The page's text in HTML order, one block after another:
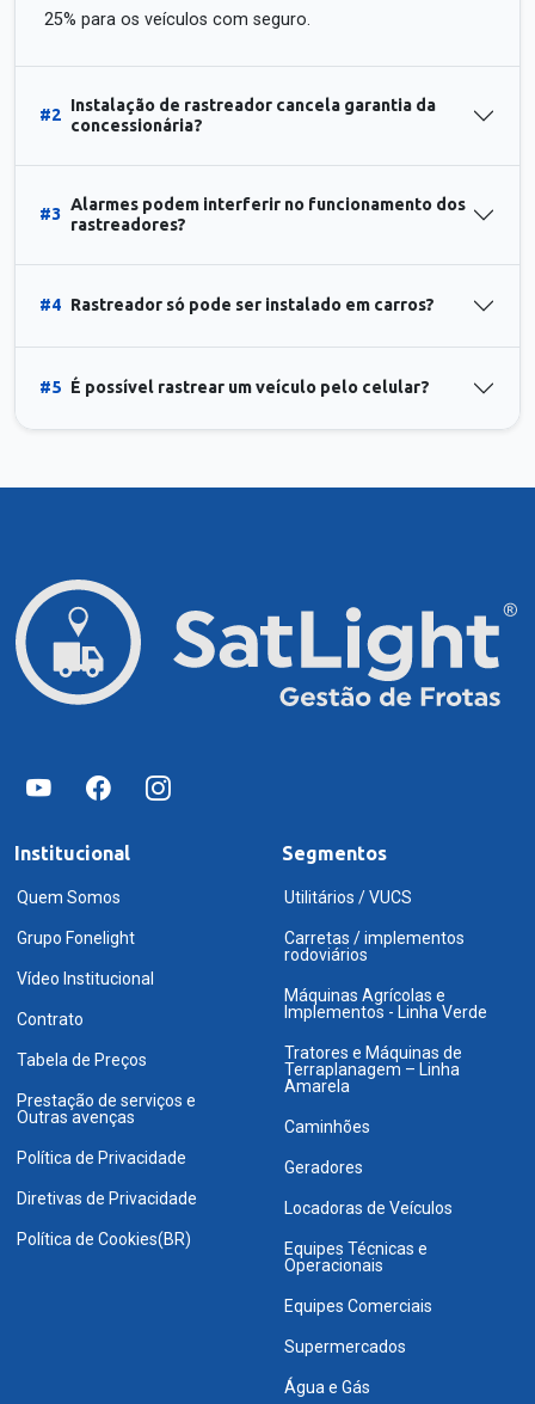
25% para os veículos com seguro.
#2
Instalação de rastreador cancela garantia da
concessionária?
#3
Alarmes podem interferir no funcionamento dos
rastreadores?
#4 Rastreador só pode ser instalado em carros?
#5 É possível rastrear um veículo pelo celular?
Institucional
Quem Somos
Grupo Fonelight
Vídeo Institucional
Contrato
Tabela de Preços
Prestação de serviços e
Outras avenças
Política de Privacidade
Diretivas de Privacidade
Política de Cookies(BR)
Segmentos
Utilitários / VUCS
Carretas / implementos
rodoviários
Máquinas Agrícolas e
Implementos - Linha Verde
Tratores e Máquinas de
Terraplanagem – Linha
Amarela
Caminhões
Geradores
Locadoras de Veículos
Equipes Técnicas e
Operacionais
Equipes Comerciais
Supermercados
Água e Gás